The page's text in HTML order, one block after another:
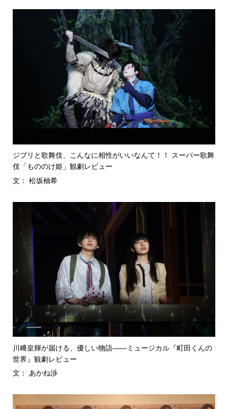
ジブリと歌舞伎、こんなに相性がいいなんて！！ スーパー歌舞
伎「もののけ姫」観劇レビュー
文： 松坂柚希
川﨑皇輝が届ける、優しい物語――ミュージカル『町田くんの
世界』観劇レビュー
文： あかね渉